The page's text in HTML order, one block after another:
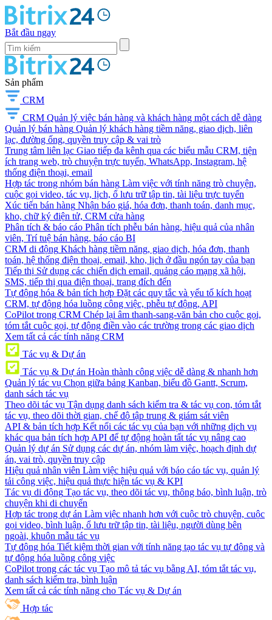
Bắt đầu ngay
Sản phẩm
CRM
CRM Quản lý việc bán hàng và khách hàng một cách dễ dàng
Quản lý bán hàng Quản lý khách hàng tiềm năng, giao dịch, liên
lạc, đường ống, quyền truy cập & vai trò
Trung tâm liên lạc Giao tiếp đa kênh qua các biểu mẫu CRM, tiện
ích trang web, trò chuyện trực tuyến, WhatsApp, Instagram, hệ
thống điện thoại, email
Hợp tác trong nhóm bán hàng Làm việc với tính năng trò chuyện,
cuộc gọi video, tác vụ, lịch, ổ lưu trữ tập tin, tài liệu trực tuyến
Xúc tiến bán hàng Nhận báo giá, hóa đơn, thanh toán, danh mục,
kho, chữ ký điện tử, CRM cửa hàng
Phân tích & báo cáo Phân tích phễu bán hàng, hiệu quả của nhân
viên, Trí tuệ bán hàng, báo cáo BI
CRM di động Khách hàng tiềm năng, giao dịch, hóa đơn, thanh
toán, hệ thống điện thoại, email, kho, lịch ở đầu ngón tay của bạn
Tiếp thị Sử dụng các chiến dịch email, quảng cáo mạng xã hội,
SMS, tiếp thị qua điện thoại, trang đích đến
Tự động hóa & bản tích hợp Đặt các quy tắc và yếu tố kích hoạt
CRM, tự động hóa luồng công việc, phễu tự động, API
CoPilot trong CRM Chép lại âm thanh-sang-văn bản cho cuộc gọi,
tóm tắt cuộc gọi, tự động điền vào các trường trong các giao dịch
Xem tất cả các tính năng CRM
Tác vụ & Dự án
Tác vụ & Dự án Hoàn thành công việc dễ dàng & nhanh hơn
Quản lý tác vụ Chọn giữa bảng Kanban, biểu đồ Gantt, Scrum,
danh sách tác vụ
Theo dõi tác vụ Tận dụng danh sách kiểm tra & tác vụ con, tóm tắt
tác vụ, theo dõi thời gian, chế độ tập trung & giám sát viên
API & bản tích hợp Kết nối các tác vụ của bạn với những dịch vụ
khác qua bản tích hợp API để tự động hoàn tất tác vụ nâng cao
Quản lý dự án Sử dụng các dự án, nhóm làm việc, hoạch định dự
án, vai trò, quyền truy cập
Hiệu quả nhân viên Làm việc hiệu quả với báo cáo tác vụ, quản lý
tải công việc, hiệu quả thực hiện tác vụ & KPI
Tác vụ di động Tạo tác vụ, theo dõi tác vụ, thông báo, bình luận, trò
chuyện khi di chuyển
Hợp tác trong dự án Làm việc nhanh hơn với cuộc trò chuyện, cuộc
gọi video, bình luận, ổ lưu trữ tập tin, tài liệu, người dùng bên
ngoài, khuôn mẫu tác vụ
Tự động hóa Tiết kiệm thời gian với tính năng tạo tác vụ tự động và
tự động hóa luồng công việc
CoPilot trong các tác vụ Tạo mô tả tác vụ bằng AI, tóm tắt tác vụ,
danh sách kiểm tra, bình luận
Xem tất cả các tính năng cho Tác vụ & Dự án
Hợp tác